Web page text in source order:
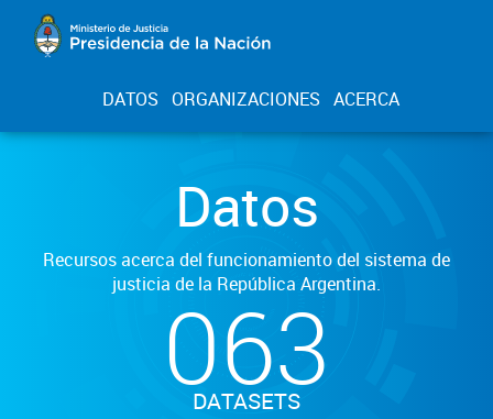
DATOS ORGANIZACIONES ACERCA
Datos
Recursos acerca del funcionamiento del sistema de
justicia de la República Argentina.
063
DATASETS